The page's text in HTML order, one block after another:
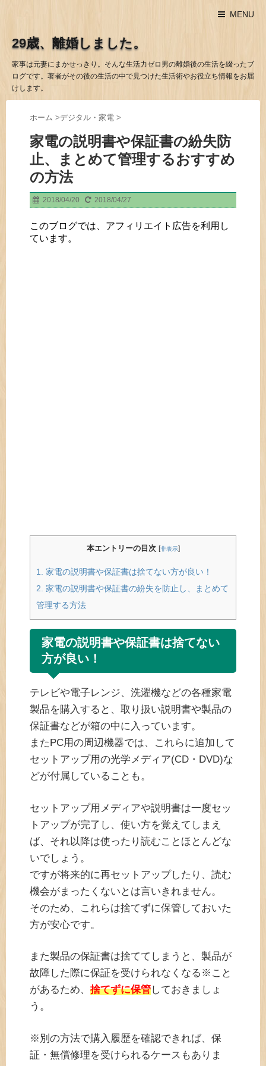
MENU
29歳、離婚しました。
家事は元妻にまかせっきり。そんな生活力ゼロ男の離婚後の生活を綴ったブ
ログです。著者がその後の生活の中で見つけた生活術やお役立ち情報をお届
けします。
ホーム >デジタル・家電 >
家電の説明書や保証書の紛失防
止、まとめて管理するおすすめ
の方法
2018/04/20 2018/04/27
このブログでは、アフィリエイト広告を利用し
ています。
本エントリーの目次 [非表示]
1. 家電の説明書や保証書は捨てない方が良い！
2. 家電の説明書や保証書の紛失を防止し、まとめて
管理する方法
家電の説明書や保証書は捨てない
方が良い！
テレビや電子レンジ、洗濯機などの各種家電
製品を購入すると、取り扱い説明書や製品の
保証書などが箱の中に入っています。
またPC用の周辺機器では、これらに追加して
セットアップ用の光学メディア(CD・DVD)な
どが付属していることも。
セットアップ用メディアや説明書は一度セッ
トアップが完了し、使い方を覚えてしまえ
ば、それ以降は使ったり読むことほとんどな
いでしょう。
ですが将来的に再セットアップしたり、読む
機会がまったくないとは言いきれません。
そのため、これらは捨てずに保管しておいた
方が安心です。
また製品の保証書は捨ててしまうと、製品が
故障した際に保証を受けられなくなる※こと
があるため、 捨てずに保管しておきましょ
う。
※別の方法で購入履歴を確認できれば、保
証・無償修理を受けられるケースもありま